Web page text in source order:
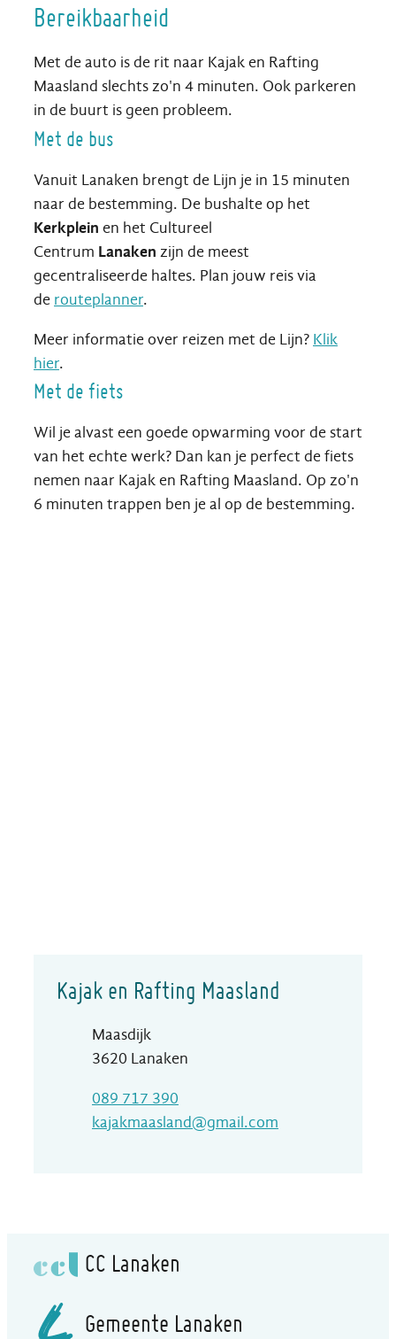
Bereikbaarheid
Met de auto is de rit naar Kajak en Rafting
Maasland slechts zo'n 4 minuten. Ook parkeren
in de buurt is geen probleem.
Met de bus
Vanuit Lanaken brengt de Lijn je in 15 minuten
naar de bestemming. De bushalte op het
Kerkplein en het Cultureel
Centrum Lanaken zijn de meest
gecentraliseerde haltes. Plan jouw reis via
de routeplanner.
Meer informatie over reizen met de Lijn? Klik
hier.
Met de fiets
Wil je alvast een goede opwarming voor de start
van het echte werk? Dan kan je perfect de fiets
nemen naar Kajak en Rafting Maasland. Op zo'n
6 minuten trappen ben je al op de bestemming.
Kajak en Rafting Maasland
AdresMaasdijk
,3620 Lanaken
089 717 390
E-mailkajakmaasland@gmail.com
CC Lanaken
Gemeente Lanaken